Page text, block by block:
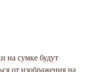
на сумке будут
от изображения на